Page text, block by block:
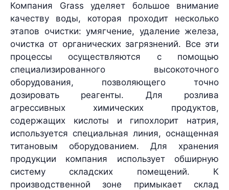
Компания Grass уделяет большое внимание
качеству воды, которая проходит несколько
этапов очистки: умягчение, удаление железа,
очистка от органических загрязнений. Все эти
процессы осуществляются с помощью
специализированного высокоточного
оборудования, позволяющего точно
дозировать реагенты. Для розлива
агрессивных химических продуктов,
содержащих кислоты и гипохлорит натрия,
используется специальная линия, оснащенная
титановым оборудованием. Для хранения
продукции компания использует обширную
систему складских помещений. К
производственной зоне примыкает склад